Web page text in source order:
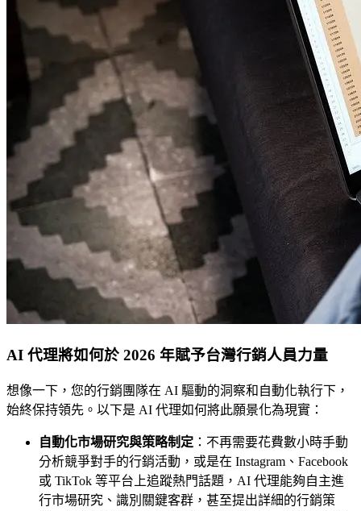
AI 代理將如何於 2026 年賦予台灣行銷人員力量
想像一下，您的行銷團隊在 AI 驅動的洞察和自動化執行下，
始終保持領先。以下是 AI 代理如何將此願景化為現實：
自動化市場研究與策略制定 ：不再需要花費數小時手動
分析競爭對手的行銷活動，或是在 Instagram、Facebook
或 TikTok 等平台上追蹤熱門話題，AI 代理能夠自主進
行市場研究、識別關鍵客群，甚至提出詳細的行銷策